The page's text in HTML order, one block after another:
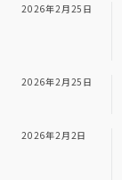
2026年2月25日
2026年2月25日
2026年2月2日